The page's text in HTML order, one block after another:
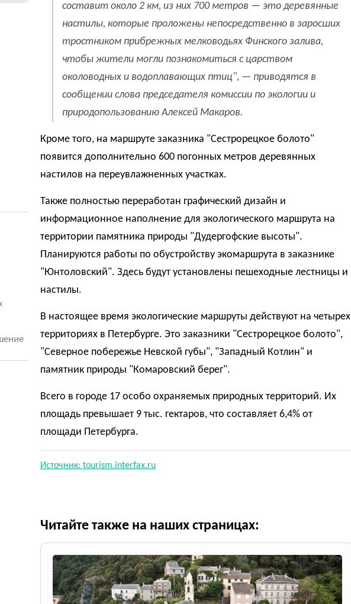
составит около 2 км, из них 700 метров — это деревянные
настилы, которые проложены непосредственно в заросших
тростником прибрежных мелководьях Финского залива,
чтобы жители могли познакомиться с царством
околоводных и водоплавающих птиц", — приводятся в
сообщении слова председателя комиссии по экологии и
природопользованию Алексей Макаров.
Кроме того, на маршруте заказника "Сестрорецкое болото"
появится дополнительно 600 погонных метров деревянных
настилов на переувлажненных участках.
Также полностью переработан графический дизайн и
информационное наполнение для экологического маршрута на
территории памятника природы "Дудергофские высоты".
Планируются работы по обустройству экомаршрута в заказнике
"Юнтоловский". Здесь будут установлены пешеходные лестницы и
настилы.
В настоящее время экологические маршруты действуют на четырех
территориях в Петербурге. Это заказники "Сестрорецкое болото",
"Северное побережье Невской губы", "Западный Котлин" и
памятник природы "Комаровский берег".
Всего в городе 17 особо охраняемых природных территорий. Их
площадь превышает 9 тыс. гектаров, что составляет 6,4% от
площади Петербурга.
Источник: tourism.interfax.ru
Читайте также на наших страницах: